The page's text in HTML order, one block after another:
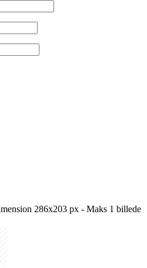
286x203 px - Maks 1 billede